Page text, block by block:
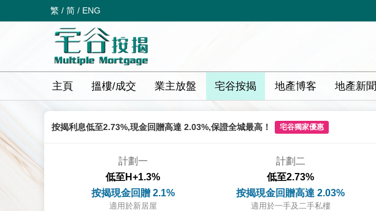
繁 / 简 / ENG
主頁 搵樓/成交 業主放盤 宅谷按揭 地產博客 地產新聞
按揭利息低至2.73%,現金回贈高達 2.03%,保證全城最高！ 宅谷獨家優惠
計劃一
低至H+1.3%
按揭現金回贈 2.1%
適用於新居屋
計劃二
低至2.73%
按揭現金回贈高達 2.03%
適用於一手及二手私樓